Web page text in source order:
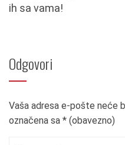
ih sa vama!
Odgovori
Vaša adresa e-pošte neće
označena sa * (obavezno)